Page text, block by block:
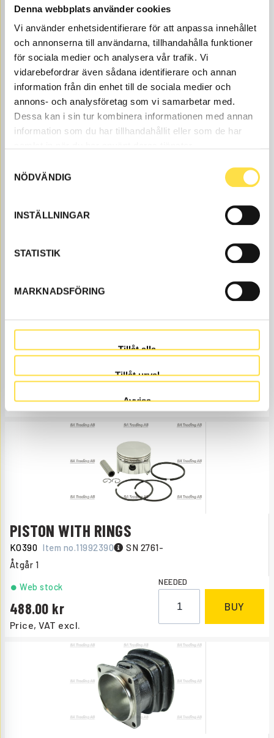
Denna webbplats använder cookies
Vi använder enhetsidentifierare för att anpassa innehållet
och annonserna till användarna, tillhandahålla funktioner
för sociala medier och analysera vår trafik. Vi
vidarebefordrar även sådana identifierare och annan
information från din enhet till de sociala medier och
annons- och analysföretag som vi samarbetar med.
Dessa kan i sin tur kombinera informationen med annan
information som du har tillhandahållit eller som de har
NÖDVÄNDIG
INSTÄLLNINGAR
STATISTIK
MARKNADSFÖRING
Tillåt alla
Tillåt urval
Avvisa
O-RING
no.
byte av pump.
Price, VAT excl.
70.00 BUY
BR895 Item no.6779895 SN 2761-
Price, VAT excl.
2 030.00 BUY
PISTON WITH RINGS
KO390 Item no.11992390 SN 2761-
Åtgår 1
Price, VAT excl.
488.00
Web stock NEEDED
BUY